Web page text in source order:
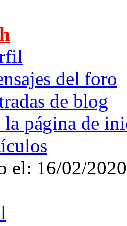
del foro
de blog
página de
el: 16/02/